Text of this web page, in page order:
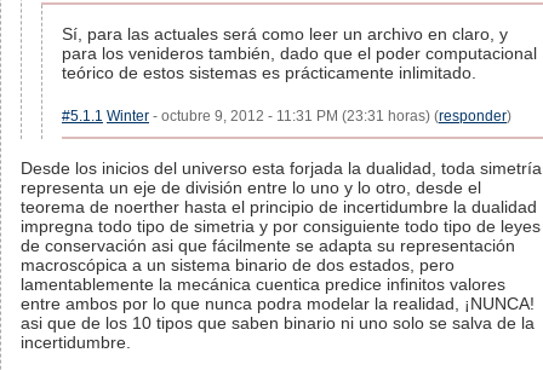
Sí, para las actuales será como leer un archivo en claro, y
para los venideros también, dado que el poder computacional
teórico de estos sistemas es prácticamente inlimitado.
#5.1.1 Winter - octubre 9, 2012 - 11:31 PM (23:31 horas) (responder)
Desde los inicios del universo esta forjada la dualidad, toda simetría
representa un eje de división entre lo uno y lo otro, desde el
teorema de noerther hasta el principio de incertidumbre la dualidad
impregna todo tipo de simetria y por consiguiente todo tipo de leyes
de conservación asi que fácilmente se adapta su representación
macroscópica a un sistema binario de dos estados, pero
lamentablemente la mecánica cuentica predice infinitos valores
entre ambos por lo que nunca podra modelar la realidad, ¡NUNCA!
asi que de los 10 tipos que saben binario ni uno solo se salva de la
incertidumbre.